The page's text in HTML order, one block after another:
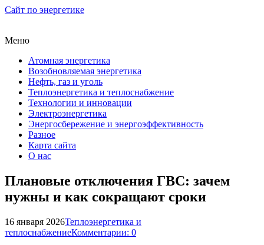
Сайт по энергетике
Меню
Атомная энергетика
Возобновляемая энергетика
Нефть, газ и уголь
Теплоэнергетика и теплоснабжение
Технологии и инновации
Электроэнергетика
Энергосбережение и энергоэффективность
Разное
Карта сайта
О нас
Плановые отключения ГВС: зачем
нужны и как сокращают сроки
16 января 2026Теплоэнергетика и
теплоснабжениеКомментарии: 0